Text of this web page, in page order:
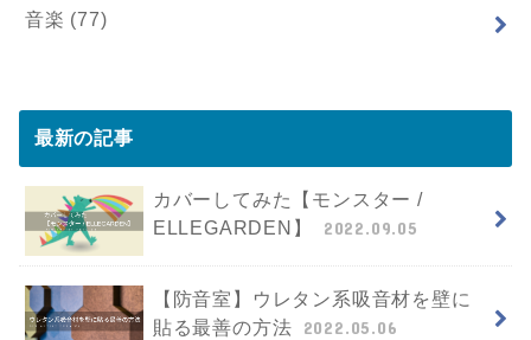
音楽 (77)
最新の記事
カバーしてみた【モンスター /
ELLEGARDEN】
2022.09.05
【防音室】ウレタン系吸音材を壁に
貼る最善の方法
2022.05.06